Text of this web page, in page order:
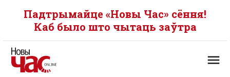
Падтрымайце «Новы Час» сёння!
Каб было што чытаць заўтра